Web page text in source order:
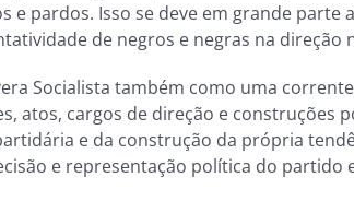
pardos. Isso se deve em grande parte
de negros e negras na direção
Socialista também como uma
atos, cargos de direção e construções
e da construção da própria
e representação política do partido